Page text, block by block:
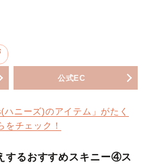
公式EC
ニーズ)のアイテム」がたく
をチェック！
するおすすめスキニー④ス